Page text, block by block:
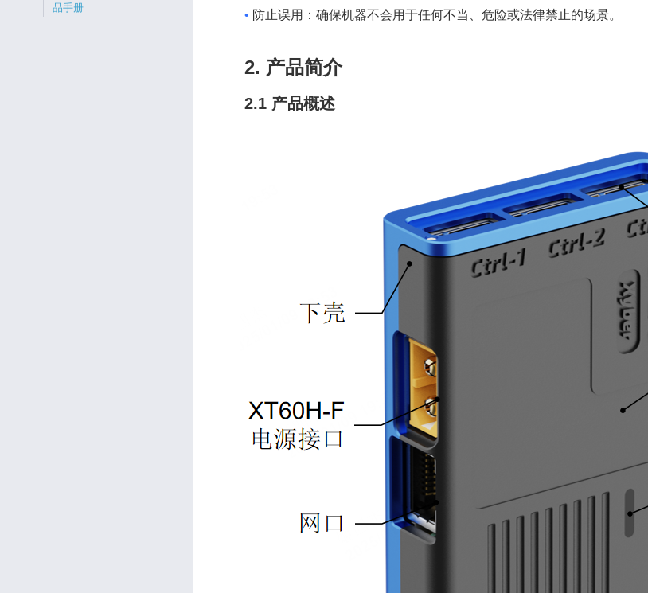
品手册
• 防止误用：确保机器不会用于任何不当、危险或法律禁止的场景。
2. 产品简介
2.1 产品概述